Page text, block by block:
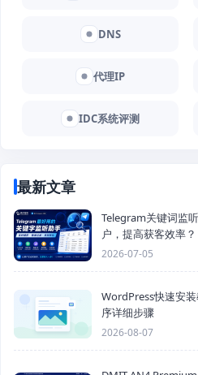
DNS
代理IP
IDC系统评测
最新文章
Telegram关键词监
户，提高获客效率？
2026-07-05
WordPress快速安
序详细步骤
2026-08-07